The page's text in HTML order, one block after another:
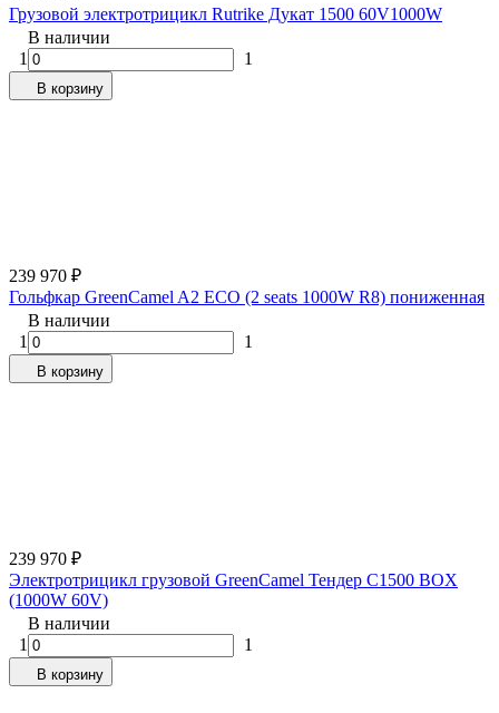
Грузовой электротрицикл Rutrike Дукат 1500 60V1000W
В наличии
1
1
В корзину
239 970 ₽
Гольфкар GreenCamel A2 ECO (2 seats 1000W R8) пониженная
В наличии
1
1
В корзину
239 970 ₽
Электротрицикл грузовой GreenCamel Тендер C1500 BOX
(1000W 60V)
В наличии
1
1
В корзину